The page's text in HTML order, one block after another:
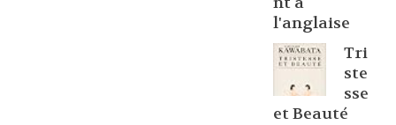
l'anglaise
Tri
ste
sse
et Beauté